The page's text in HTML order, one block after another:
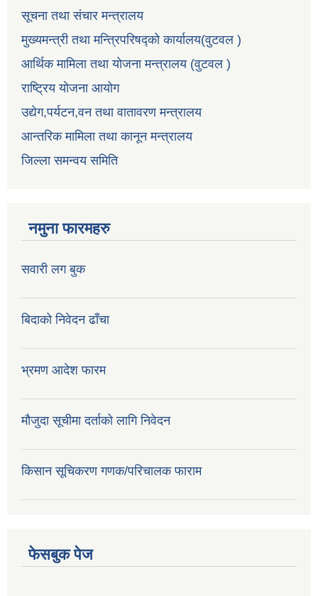
सूचना तथा संचार मन्त्रालय
मुख्यमन्त्री तथा मन्त्रिपरिषद्को कार्यालय(वुटवल )
आर्थिक मामिला तथा योजना मन्त्रालय (वुटवल )
राष्ट्रिय योजना आयोग
उद्येग,पर्यटन,वन तथा वातावरण मन्त्रालय
आन्तरिक मामिला तथा कानून मन्त्रालय
जिल्ला समन्वय समिति
नमुना फारमहरु
सवारी लग बुक
बिदाको निवेदन ढाँचा
भ्रमण आदेश फारम
मौजुदा सूचीमा दर्ताको लागि निवेदन
किसान सूचिकरण गणक/परिचालक फाराम
फेसबुक पेज